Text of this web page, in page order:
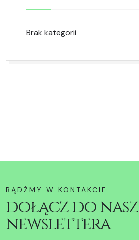
Brak kategorii
BĄDŹMY W KONTAKCIE
dołącz do
newslettera